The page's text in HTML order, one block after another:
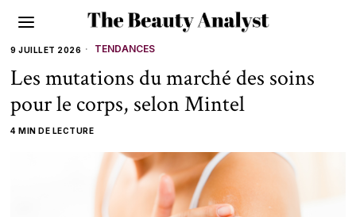
9 JUILLET 2026 TENDANCES
Les mutations du marché des soins
pour le corps, selon Mintel
4 MIN DE LECTURE